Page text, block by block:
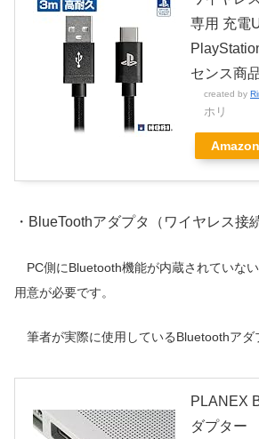
専用 充電
センス商品
created by
ホリ
Amazon
・BlueToothアダプタ（ワイヤレス接
PC側にBluetooth機能が内蔵されていな
用意が必要です。
筆者が実際に使用しているBluetoothアダ
PLANEX
ダプター